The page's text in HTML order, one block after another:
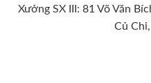
Xưởng SX III: 81 Võ Văn
Củ